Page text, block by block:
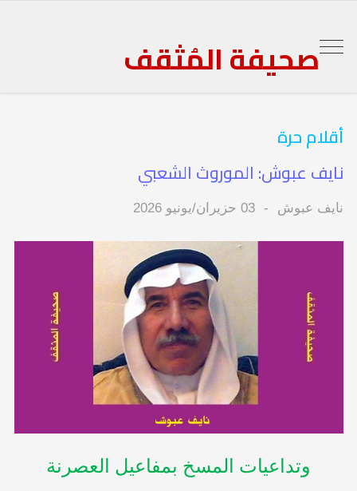
صحيفة المُثقف
أقلام حرة
نايف عبوش: الموروث الشعبي
نايف عبوش 03 حزيران/يونيو 2026
وتداعيات المسخ بمفاعيل العصرنة